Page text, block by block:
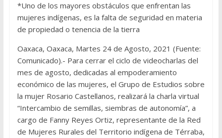
*Uno de los mayores obstáculos que enfrentan las
mujeres indígenas, es la falta de seguridad en materia
de propiedad o tenencia de la tierra
Oaxaca, Oaxaca, Martes 24 de Agosto, 2021 (Fuente:
Comunicado).- Para cerrar el ciclo de videocharlas del
mes de agosto, dedicadas al empoderamiento
económico de las mujeres, el Grupo de Estudios sobre
la mujer Rosario Castellanos, realizará la charla virtual
“Intercambio de semillas, siembras de autonomía”, a
cargo de Fanny Reyes Ortiz, representante de la Red
de Mujeres Rurales del Territorio indígena de Térraba,